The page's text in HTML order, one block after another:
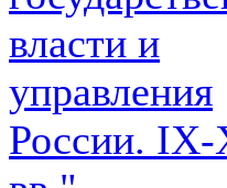
власти и
управления
России.